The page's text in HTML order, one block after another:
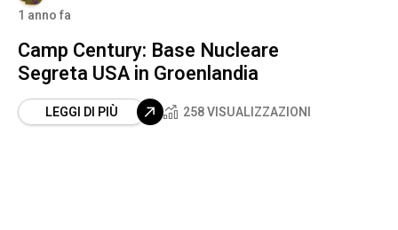
1 anno fa
Camp Century: Base Nucleare
Segreta USA in Groenlandia
LEGGI DI PIÙ 258 VISUALIZZAZIONI